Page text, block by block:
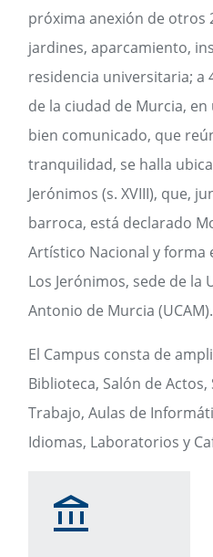
próxima anexión de otros
jardines, aparcamiento,
residencia universitaria; a
de la ciudad de Murcia,
bien comunicado, que
tranquilidad, se halla
Jerónimos (s. XVIII), que,
barroca, está declarado
Artístico Nacional y forma
Los Jerónimos, sede de la
Antonio de Murcia (UCAM).
El Campus consta de
Biblioteca, Salón de Actos,
Trabajo, Aulas de
Idiomas, Laboratorios y